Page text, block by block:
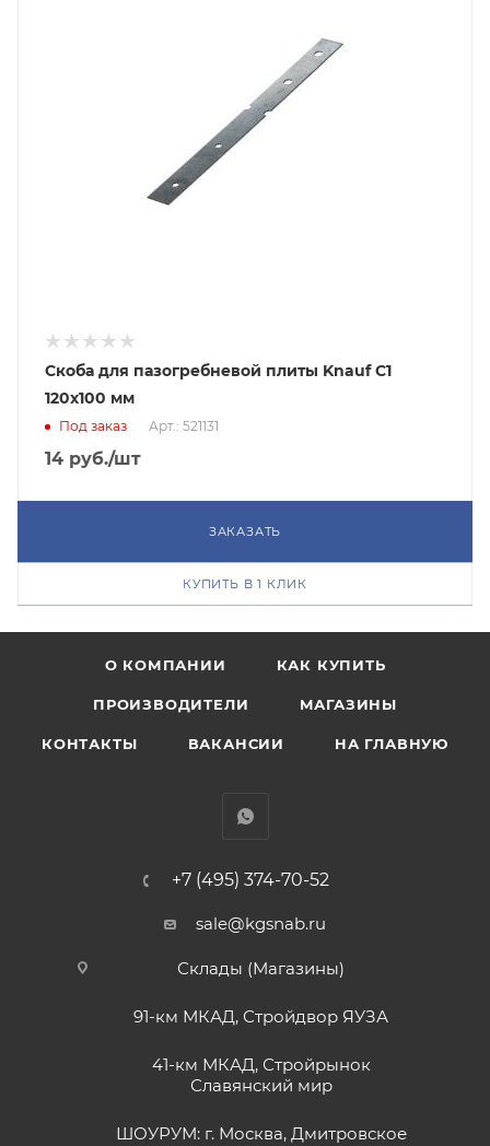
Скоба для пазогребневой плиты Knauf С1
120х100 мм
Под заказ Арт.: 521131
14 руб./шт
ЗАКАЗАТЬ
КУПИТЬ В 1 КЛИК
О КОМПАНИИ КАК КУПИТЬ
ПРОИЗВОДИТЕЛИ МАГАЗИНЫ
КОНТАКТЫ ВАКАНСИИ НА ГЛАВНУЮ
+7 (495) 374-70-52
sale@kgsnab.ru
Склады (Магазины)
91-км МКАД, Стройдвор ЯУЗА
41-км МКАД, Стройрынок
Славянский мир
ШОУРУМ: г. Москва, Дмитровское